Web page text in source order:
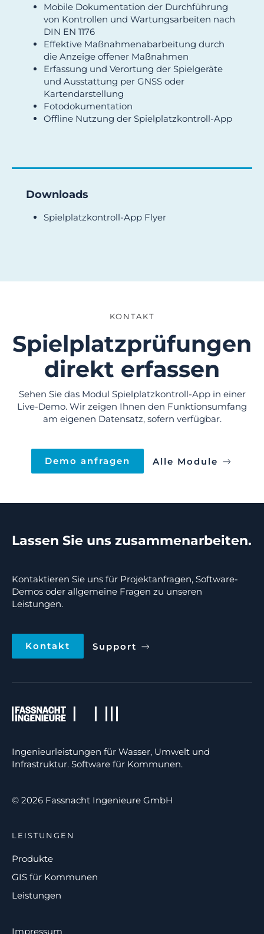
Mobile Dokumentation der Durchführung
von Kontrollen und Wartungsarbeiten nach
DIN EN 1176
Effektive Maßnahmenabarbeitung durch
die Anzeige offener Maßnahmen
Erfassung und Verortung der Spielgeräte
und Ausstattung per GNSS oder
Kartendarstellung
Fotodokumentation
Offline Nutzung der Spielplatzkontroll-App
Downloads
Spielplatzkontroll-App Flyer
KONTAKT
Spielplatzprüfungen
direkt erfassen
Sehen Sie das Modul Spielplatzkontroll-App in einer
Live-Demo. Wir zeigen Ihnen den Funktionsumfang
am eigenen Datensatz, sofern verfügbar.
Demo anfragen Alle Module
Lassen Sie uns zusammenarbeiten.
Kontaktieren Sie uns für Projektanfragen, Software-
Demos oder allgemeine Fragen zu unseren
Leistungen.
Kontakt Support
Ingenieurleistungen für Wasser, Umwelt und
Infrastruktur. Software für Kommunen.
© 2026 Fassnacht Ingenieure GmbH
LEISTUNGEN
Produkte
GIS für Kommunen
Leistungen
Impressum